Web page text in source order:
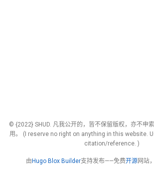
© {2022} SHUD. 凡我公开的，皆不保留版权，亦不申
用。 (I reserve no right on anything in this website.
citation/reference. )
由 Hugo Blox Builder支持发布——免费开源网站